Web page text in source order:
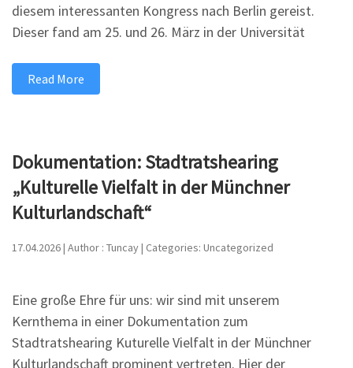
diesem interessanten Kongress nach Berlin gereist.
Dieser fand am 25. und 26. März in der Universität
Read More
Dokumentation: Stadtratshearing
„Kulturelle Vielfalt in der Münchner
Kulturlandschaft“
17.04.2026 | Author : Tuncay | Categories: Uncategorized
Eine große Ehre für uns: wir sind mit unserem
Kernthema in einer Dokumentation zum
Stadtratshearing Kuturelle Vielfalt in der Münchner
Kulturlandschaft prominent vertreten. Hier der